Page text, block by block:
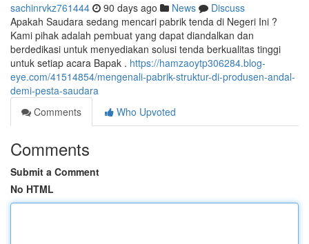
sachinrvkz761444 90 days ago News
Discuss
Apakah Saudara sedang mencari pabrik tenda di Negeri Ini ?
Kami pihak adalah pembuat yang dapat diandalkan dan
berdedikasi untuk menyediakan solusi tenda berkualitas tinggi
untuk setiap acara Bapak . https://hamzaoytp306284.blog-
eye.com/41514854/mengenali-pabrik-struktur-di-produsen-andal-
demi-pesta-saudara
Comments
Who Upvoted
Comments
Submit a Comment
No HTML